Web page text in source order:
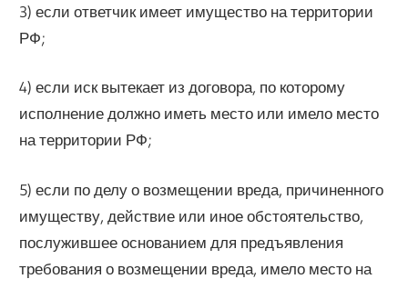
3) если ответчик имеет имущество на территории
РФ;
4) если иск вытекает из договора, по которому
исполнение должно иметь место или имело место
на территории РФ;
5) если по делу о возмещении вреда, причиненного
имуществу, действие или иное обстоятельство,
послужившее основанием для предъявления
требования о возмещении вреда, имело место на